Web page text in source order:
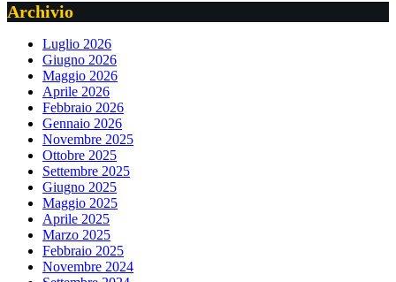
Archivio
Luglio 2026
Giugno 2026
Maggio 2026
Aprile 2026
Febbraio 2026
Gennaio 2026
Novembre 2025
Ottobre 2025
Settembre 2025
Giugno 2025
Maggio 2025
Aprile 2025
Marzo 2025
Febbraio 2025
Novembre 2024